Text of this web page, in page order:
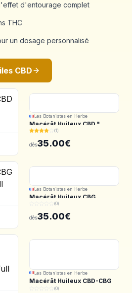
Les Botanistes en Herbe
Macérât Huileux CBD "
L'Intense" - Full Spectrum
(1)
dès35.00€
Les Botanistes en Herbe
Macérât Huileux CBG
"L'Energisante" - Full
Spectrum
(0)
dès35.00€
Les Botanistes en Herbe
Macérât Huileux CBD-CBG
"L'Harmonieuse" - Full
(0)
d'entourage complet
THC
un dosage personnalisé
CBD